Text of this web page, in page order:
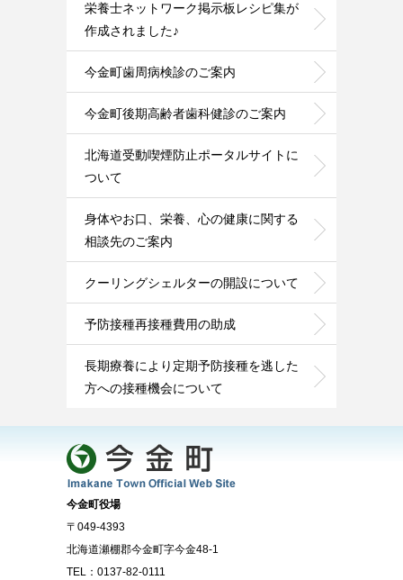
栄養士ネットワーク掲示板レシピ集が
作成されました♪
今金町歯周病検診のご案内
今金町後期高齢者歯科健診のご案内
北海道受動喫煙防止ポータルサイトに
ついて
身体やお口、栄養、心の健康に関する
相談先のご案内
クーリングシェルターの開設について
予防接種再接種費用の助成
長期療養により定期予防接種を逃した
方への接種機会について
今金町役場
〒049-4393
北海道瀬棚郡今金町字今金48-1
TEL：0137-82-0111